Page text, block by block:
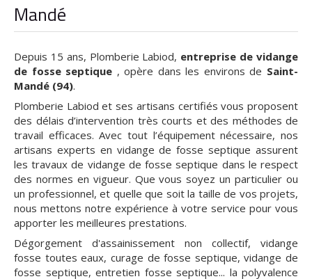
Mandé
Depuis 15 ans, Plomberie Labiod, entreprise de vidange
de fosse septique , opère dans les environs de Saint-
Mandé (94).
Plomberie Labiod et ses artisans certifiés vous proposent
des délais d’intervention très courts et des méthodes de
travail efficaces. Avec tout l’équipement nécessaire, nos
artisans experts en vidange de fosse septique assurent
les travaux de vidange de fosse septique dans le respect
des normes en vigueur. Que vous soyez un particulier ou
un professionnel, et quelle que soit la taille de vos projets,
nous mettons notre expérience à votre service pour vous
apporter les meilleures prestations.
Dégorgement d'assainissement non collectif, vidange
fosse toutes eaux, curage de fosse septique, vidange de
fosse septique, entretien fosse septique... la polyvalence